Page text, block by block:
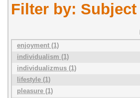
Filter by: Subject
enjoyment (1)
individualism (1)
individualizmus (1)
lifestyle (1)
pleasure (1)